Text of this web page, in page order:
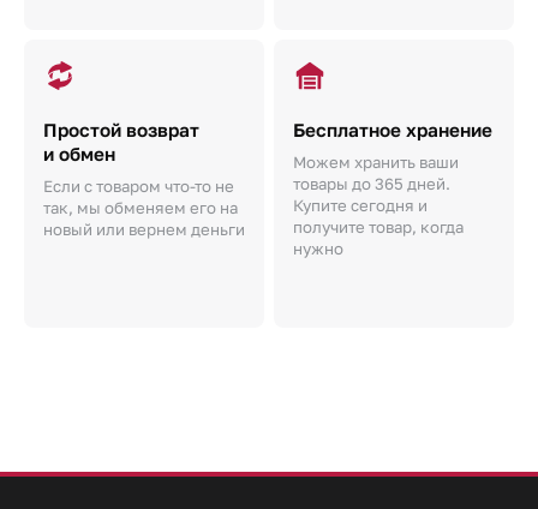
Простой возврат
и обмен
Если с товаром что-то не
так, мы обменяем его на
новый или вернем деньги
Бесплатное хранение
Можем хранить ваши
товары до 365 дней.
Купите сегодня и
получите товар, когда
нужно